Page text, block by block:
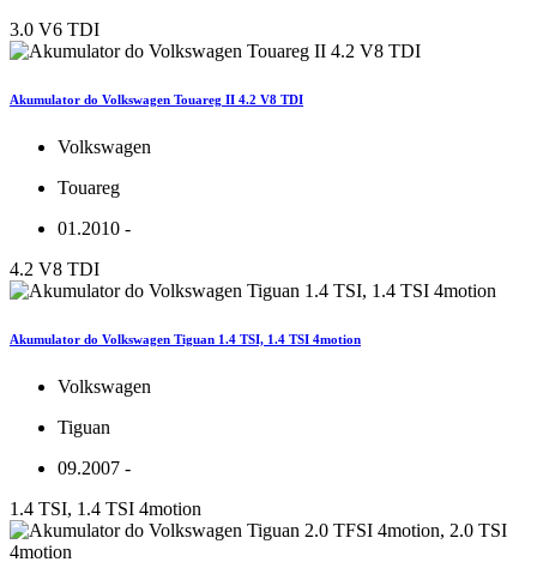
3.0 V6 TDI
Akumulator do Volkswagen Touareg II 4.2 V8 TDI
Volkswagen
Touareg
01.2010 -
4.2 V8 TDI
Akumulator do Volkswagen Tiguan 1.4 TSI, 1.4 TSI 4motion
Volkswagen
Tiguan
09.2007 -
1.4 TSI, 1.4 TSI 4motion